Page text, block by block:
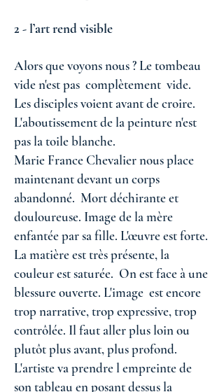
2 - l’art rend visible
Alors que voyons nous ? Le tombeau
vide n'est pas complètement vide.
Les disciples voient avant de croire.
L'aboutissement de la peinture n'est
pas la toile blanche.
Marie France Chevalier nous place
maintenant devant un corps
abandonné. Mort déchirante et
douloureuse. Image de la mère
enfantée par sa fille. L'œuvre est forte.
La matière est très présente, la
couleur est saturée. On est face à une
blessure ouverte. L'image est encore
trop narrative, trop expressive, trop
contrôlée. Il faut aller plus loin ou
plutôt plus avant, plus profond.
L'artiste va prendre l empreinte de
son tableau en posant dessus la